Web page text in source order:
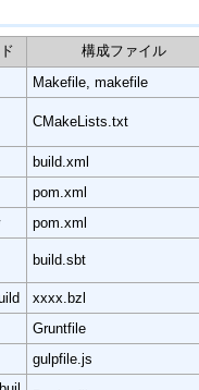
構成ファイル
Makefile, makefile
CMakeLists.txt
build.xml
pom.xml
pom.xml
build.sbt
xxxx.bzl
Gruntfile
gulpfile.js